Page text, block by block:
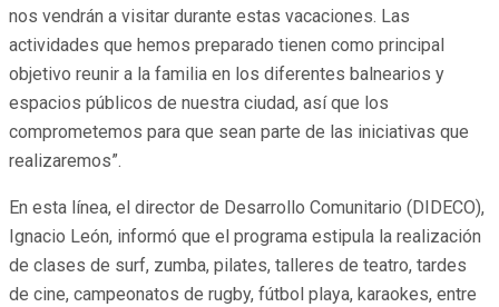
nos vendrán a visitar durante estas vacaciones. Las
actividades que hemos preparado tienen como principal
objetivo reunir a la familia en los diferentes balnearios y
espacios públicos de nuestra ciudad, así que los
comprometemos para que sean parte de las iniciativas que
realizaremos”.
En esta línea, el director de Desarrollo Comunitario (DIDECO),
Ignacio León, informó que el programa estipula la realización
de clases de surf, zumba, pilates, talleres de teatro, tardes
de cine, campeonatos de rugby, fútbol playa, karaokes, entre